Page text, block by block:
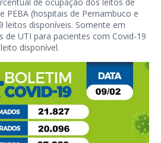
PEBA (hospitais de Pernambuco e
leitos disponíveis. Somente em
de UTI para pacientes com Covid-19
disponível.